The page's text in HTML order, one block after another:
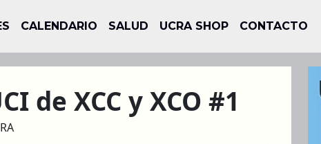
CALENDARIO SALUD UCRA SHOP CONTACTO
de XCC y XCO #1